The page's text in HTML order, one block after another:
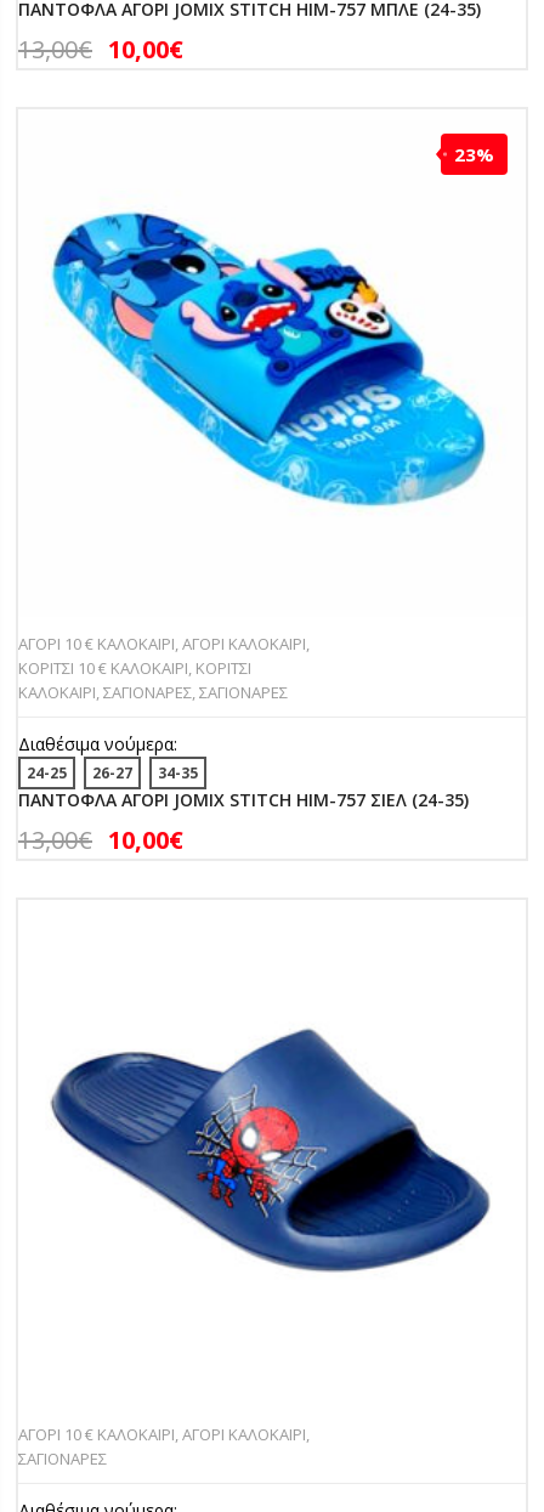
ΠΑΝΤΟΦΛΑ ΑΓΟΡΙ JOMIX STITCH HIM-757 ΜΠΛΕ (24-35)
13,00€ 10,00€
23%
ΑΓΟΡΙ 10 € ΚΑΛΟΚΑΙΡΙ,ΑΓΟΡΙ ΚΑΛΟΚΑΙΡΙ,
ΚΟΡΙΤΣΙ 10 € ΚΑΛΟΚΑΙΡΙ, ΚΟΡΙΤΣΙ
ΚΑΛΟΚΑΙΡΙ,ΣΑΓΙΟΝΑΡΕΣ,ΣΑΓΙΟΝΑΡΕΣ
Διαθέσιμα νούμερα:
24-25 26-27 34-35
ΠΑΝΤΟΦΛΑ ΑΓΟΡΙ JOMIX STITCH HIM-757 ΣΙΕΛ (24-35)
13,00€ 10,00€
ΑΓΟΡΙ 10 € ΚΑΛΟΚΑΙΡΙ,ΑΓΟΡΙ ΚΑΛΟΚΑΙΡΙ,
ΣΑΓΙΟΝΑΡΕΣ